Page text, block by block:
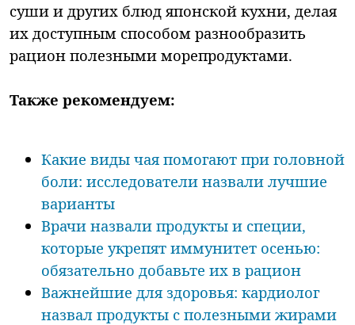
суши и других блюд японской кухни, делая
их доступным способом разнообразить
рацион полезными морепродуктами.
Также рекомендуем:
Какие виды чая помогают при головной
боли: исследователи назвали лучшие
варианты
Врачи назвали продукты и специи,
которые укрепят иммунитет осенью:
обязательно добавьте их в рацион
Важнейшие для здоровья: кардиолог
назвал продукты с полезными жирами